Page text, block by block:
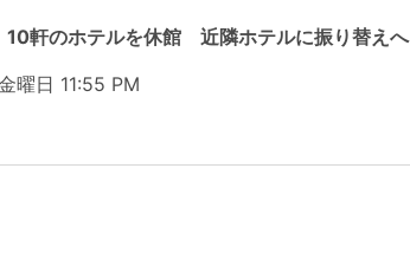
10軒のホテルを休館 近隣ホテルに振り替えへ
曜日 11:55 PM